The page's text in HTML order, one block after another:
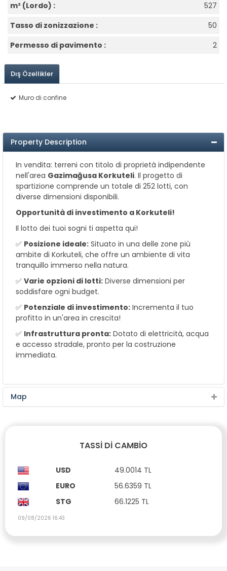
m² (Lordo) :
527
Tasso di zonizzazione :
50
Permesso di pavimento :
2
Dış Özellikler
Muro di confine
Property Description
In vendita: terreni con titolo di proprietà indipendente
nell'area Gazimağusa Korkuteli. Il progetto di
spartizione comprende un totale di 252 lotti, con
diverse dimensioni disponibili.
Opportunità di investimento a Korkuteli!
Il lotto dei tuoi sogni ti aspetta qui!
✅ Posizione ideale: Situato in una delle zone più
ambite di Korkuteli, che offre un ambiente di vita
tranquillo immerso nella natura.
✅ Varie opzioni di lotti: Diverse dimensioni per
soddisfare ogni budget.
✅ Potenziale di investimento: Incrementa il tuo
profitto in un'area in crescita!
✅ Infrastruttura pronta: Dotato di elettricità, acqua
e accesso stradale, pronto per la costruzione
immediata.
Map
TASSI DI CAMBIO
USD
49.0014 TL
EURO
56.6359 TL
STG
66.1225 TL
09/08/2026 16:43